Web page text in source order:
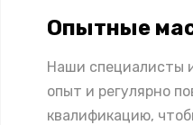
Опытные
Наши специалисты
опыт и регулярно
квалификацию,